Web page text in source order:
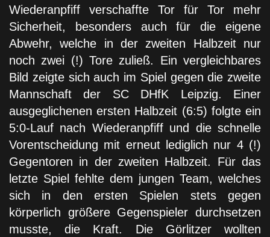
Wiederanpfiff verschaffte Tor für Tor mehr
Sicherheit, besonders auch für die eigene
Abwehr, welche in der zweiten Halbzeit nur
noch zwei (!) Tore zuließ. Ein vergleichbares
Bild zeigte sich auch im Spiel gegen die zweite
Mannschaft der SC DHfK Leipzig. Einer
ausgeglichenen ersten Halbzeit (6:5) folgte ein
5:0-Lauf nach Wiederanpfiff und die schnelle
Vorentscheidung mit erneut lediglich nur 4 (!)
Gegentoren in der zweiten Halbzeit. Für das
letzte Spiel fehlte dem jungen Team, welches
sich in den ersten Spielen stets gegen
körperlich größere Gegenspieler durchsetzen
musste, die Kraft. Die Görlitzer wollten